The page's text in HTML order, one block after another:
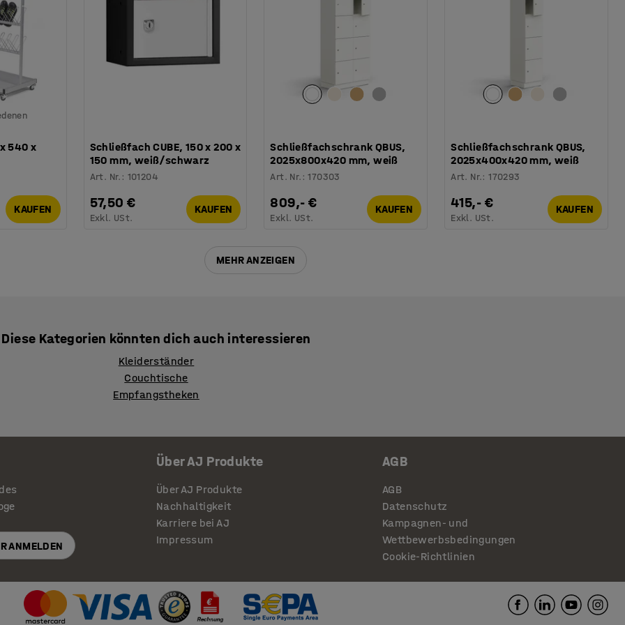
540 x
KAUFEN
Schließfach CUBE, 150 x 200 x
150 mm, weiß/schwarz
Art. Nr. : 101204
57,50 €
Exkl. USt.
KAUFEN
Schließfachschrank QBUS,
2025x800x420 mm, weiß
Art. Nr. :170303
809,- €
Exkl. USt.
KAUFEN
Schließfachschrank QBUS,
2025x400x420 mm, weiß
Art. Nr.:170293
415,- €
Exkl. USt.
KAUFEN
MEHR ANZEIGEN
Diese Kategorien könnten dich auch interessieren
Kleiderständer
Couchtische
Empfangstheken
ANMELDEN
Über AJ Produkte
Über AJ Produkte
Nachhaltigkeit
Karriere bei AJ
Impressum
AGB
AGB
Datenschutz
Kampagnen- und
Wettbewerbsbedingungen
Cookie-Richtlinien